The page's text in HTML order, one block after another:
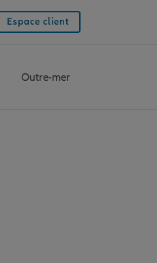
Espace client
Outre-mer